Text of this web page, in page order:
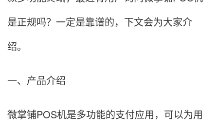
是正规吗？一定是靠谱的，下文会为大家介
绍。
一、产品介绍
微掌铺POS机是多功能的支付应用，可以为用